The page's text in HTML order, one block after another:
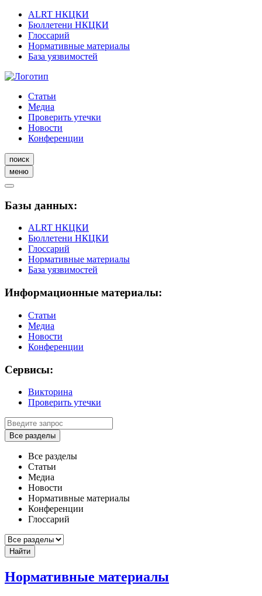
ALRT НКЦКИ
Бюллетени НКЦКИ
Глоссарий
Нормативные материалы
База уязвимостей
Статьи
Медиа
Проверить утечки
Новости
Конференции
поиск
меню
Базы данных:
ALRT НКЦКИ
Бюллетени НКЦКИ
Глоссарий
Нормативные материалы
База уязвимостей
Информационные материалы:
Статьи
Медиа
Новости
Конференции
Сервисы:
Викторина
Проверить утечки
Все разделы
Все разделы
Статьи
Медиа
Новости
Нормативные материалы
Конференции
Глоссарий
Найти
Нормативные материалы